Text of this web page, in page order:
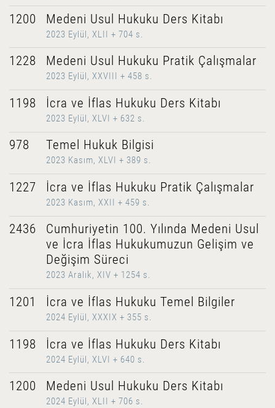
1200 Medeni Usul Hukuku Ders Kitabı
2023 Eylül, XLII + 704 s.
1228 Medeni Usul Hukuku Pratik Çalışmalar
2023 Eylül, XXVIII + 458 s.
1198 İcra ve İflas Hukuku Ders Kitabı
2023 Eylül, XLVI + 632 s.
978 Temel Hukuk Bilgisi
2023 Kasım, XLVI + 389 s.
1227 İcra ve İflas Hukuku Pratik Çalışmalar
2023 Kasım, XXII + 459 s.
2436
Cumhuriyetin 100. Yılında Medeni Usul
ve İcra İflas Hukukumuzun Gelişim ve
Değişim Süreci
2023 Aralık, XIV + 1254 s.
1201 İcra ve İflas Hukuku Temel Bilgiler
2024 Eylül, XXXIX + 355 s.
1198 İcra ve İflas Hukuku Ders Kitabı
2024 Eylül, XLVI + 640 s.
1200 Medeni Usul Hukuku Ders Kitabı
2024 Eylül, XLII + 706 s.